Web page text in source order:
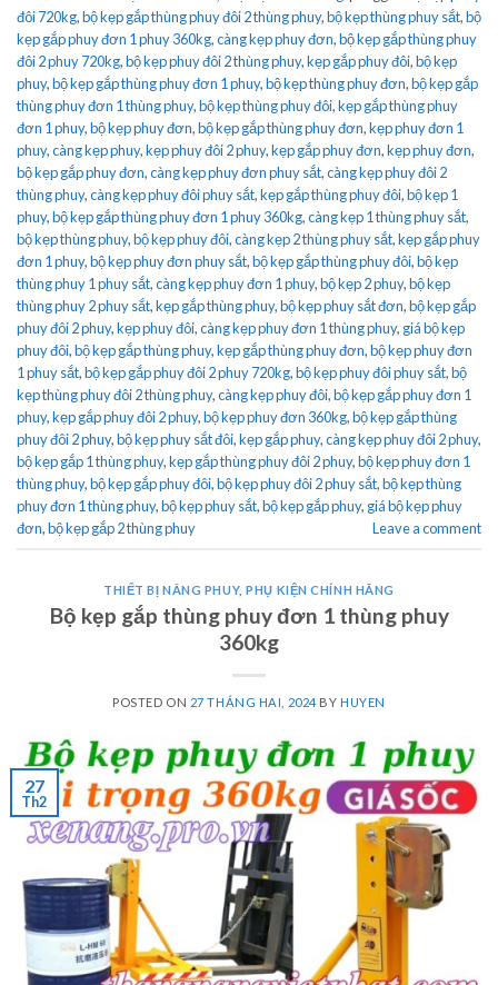
đôi 720kg,bộ kẹp gắp thùng phuy đôi 2 thùng phuy,bộ kẹp thùng phuy sắt,bộ
kẹp gắp phuy đơn 1 phuy 360kg,càng kẹp phuy đơn,bộ kẹp gắp thùng phuy
đôi 2 phuy 720kg,bộ kẹp phuy đôi 2 thùng phuy,kẹp gắp phuy đôi,bộ kẹp
phuy,bộ kẹp gắp thùng phuy đơn 1 phuy,bộ kẹp thùng phuy đơn,bộ kẹp gắp
thùng phuy đơn 1 thùng phuy,bộ kẹp thùng phuy đôi,kẹp gắp thùng phuy
đơn 1 phuy,bộ kẹp phuy đơn,bộ kẹp gắp thùng phuy đơn,kẹp phuy đơn 1
phuy,càng kẹp phuy,kẹp phuy đôi 2 phuy,kẹp gắp phuy đơn,kẹp phuy đơn,
bộ kẹp gắp phuy đơn,càng kẹp phuy đơn phuy sắt,càng kẹp phuy đôi 2
thùng phuy,càng kẹp phuy đôi phuy sắt,kẹp gắp thùng phuy đôi,bộ kẹp 1
phuy,bộ kẹp gắp thùng phuy đơn 1 phuy 360kg,càng kẹp 1 thùng phuy sắt,
bộ kẹp thùng phuy,bộ kẹp phuy đôi,càng kẹp 2 thùng phuy sắt,kẹp gắp phuy
đơn 1 phuy,bộ kẹp phuy đơn phuy sắt,bộ kẹp gắp thùng phuy đôi,bộ kẹp
thùng phuy 1 phuy sắt,càng kẹp phuy đơn 1 phuy,bộ kẹp 2 phuy,bộ kẹp
thùng phuy 2 phuy sắt,kẹp gắp thùng phuy,bộ kẹp phuy sắt đơn,bộ kẹp gắp
phuy đôi 2 phuy,kẹp phuy đôi,càng kẹp phuy đơn 1 thùng phuy, giá bộ kẹp
phuy đôi,bộ kẹp gắp thùng phuy,kẹp gắp thùng phuy đơn,bộ kẹp phuy đơn
1 phuy sắt,bộ kẹp gắp phuy đôi 2 phuy 720kg,bộ kẹp phuy đôi phuy sắt,bộ
kẹp thùng phuy đôi 2 thùng phuy,càng kẹp phuy đôi,bộ kẹp gắp phuy đơn 1
phuy,kẹp gắp phuy đôi 2 phuy,bộ kẹp phuy đơn 360kg,bộ kẹp gắp thùng
phuy đôi 2 phuy,bộ kẹp phuy sắt đôi,kẹp gắp phuy,càng kẹp phuy đôi 2 phuy,
bộ kẹp gắp 1 thùng phuy,kẹp gắp thùng phuy đôi 2 phuy,bộ kẹp phuy đơn 1
thùng phuy,bộ kẹp gắp phuy đôi,bộ kẹp phuy đôi 2 phuy sắt,bộ kẹp thùng
phuy đơn 1 thùng phuy,bộ kẹp phuy sắt,bộ kẹp gắp phuy, giá bộ kẹp phuy
đơn,bộ kẹp gắp 2 thùng phuy Leave a comment
THIẾT BỊ NÂNG PHUY,PHỤ KIỆN CHÍNH HÃNG
Bộ kẹp gắp thùng phuy đơn 1 thùng phuy
360kg
POSTED ON 27 THÁNG HAI, 2024 BYHUYEN
27
Th2